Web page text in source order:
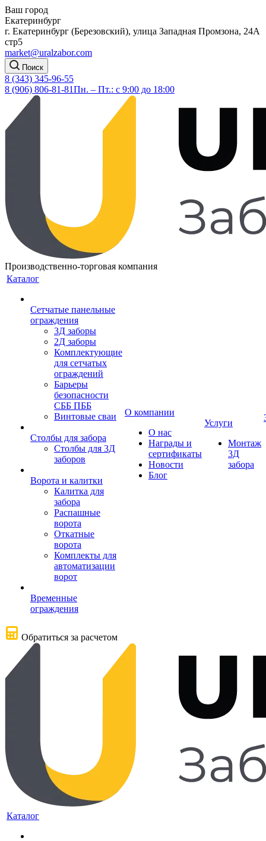
Ваш город
Екатеринбург
г. Екатеринбург (Березовский), улица Западная Промзона, 24А
стр5
market@uralzabor.com
Поиск
8 (343) 345-96-55
8 (906) 806-81-81Пн. – Пт.: с 9:00 до 18:00
Производственно-торговая компания
Каталог
Сетчатые панельные
ограждения
3Д заборы
2Д заборы
Комплектующие
для сетчатых
ограждений
Барьеры
безопасности
СББ ПББ
Винтовые сваи
Столбы для забора
Столбы для 3Д
заборов
Ворота и калитки
Калитка для
забора
Распашные
ворота
Откатные
ворота
Комплекты для
автоматизации
ворот
Временные
ограждения
О компании
О нас
Награды и
сертификаты
Новости
Блог
Услуги
Монтаж
3Д
забора
Обратиться за расчетом
Каталог